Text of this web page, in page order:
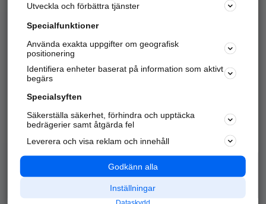
Marknadsför företaget
Kom igång och annonsera mot
samarbetspartners nära dig.
Alla kategorier
Populära sökningar
API & Kartor
Annonsera
Integritet
Nödnummer
Utveckla och förbättra tjänster
Specialfunktioner
Använda exakta uppgifter om geografisk
positionering
Identifiera enheter baserat på information som aktivt
begärs
Specialsyften
Säkerställa säkerhet, förhindra och upptäcka
bedrägerier samt åtgärda fel
Leverera och visa reklam och innehåll
Godkänn alla
Inställningar
Dataskydd